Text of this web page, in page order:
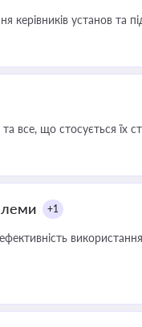
керівників установ та
все, що стосується їх
+1